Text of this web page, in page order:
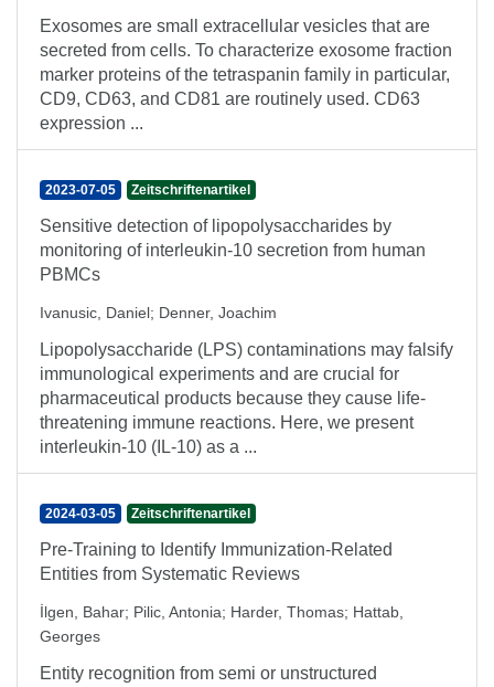
Exosomes are small extracellular vesicles that are
secreted from cells. To characterize exosome fraction
marker proteins of the tetraspanin family in particular,
CD9, CD63, and CD81 are routinely used. CD63
expression ...
2023-07-05 Zeitschriftenartikel
Sensitive detection of lipopolysaccharides by
monitoring of interleukin-10 secretion from human
PBMCs
Ivanusic, Daniel; Denner, Joachim
Lipopolysaccharide (LPS) contaminations may falsify
immunological experiments and are crucial for
pharmaceutical products because they cause life-
threatening immune reactions. Here, we present
interleukin-10 (IL-10) as a ...
2024-03-05 Zeitschriftenartikel
Pre-Training to Identify Immunization-Related
Entities from Systematic Reviews
İlgen, Bahar; Pilic, Antonia; Harder, Thomas; Hattab,
Georges
Entity recognition from semi or unstructured